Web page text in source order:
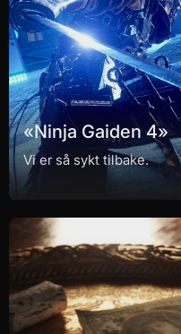
«Ninja Gaiden 4»
Vi er så sykt tilbake.